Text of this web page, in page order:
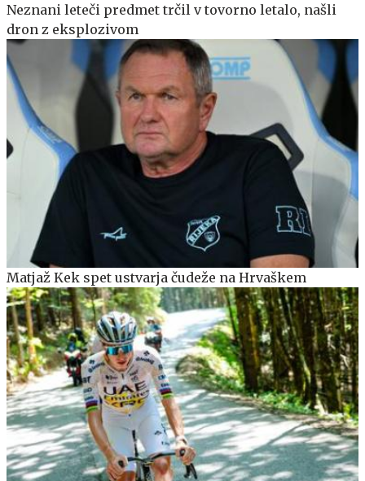
Neznani leteči predmet trčil v tovorno letalo, našli
dron z eksplozivom
Matjaž Kek spet ustvarja čudeže na Hrvaškem